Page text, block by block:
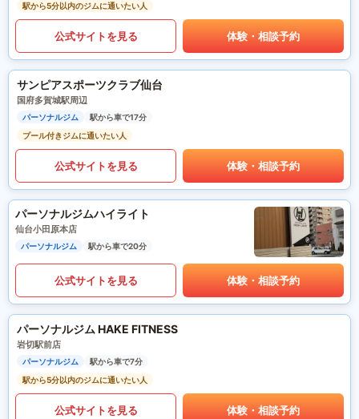
駅から5分以内のジムに通いたい人
公式サイトを見る 体験・相談予約
サンピアスポーツクラブ仙台
国府多賀城駅周辺
パーソナルジム
駅から車で17分
プール付きジムに通いたい人
公式サイトを見る 体験・相談予約
パーソナルジムハイライト
仙台小田原本店
パーソナルジム 駅から車で20分
公式サイトを見る 体験・相談予約
パーソナルジム HAKE FITNESS
岩切駅前店
パーソナルジム
駅から車で7分
駅から5分以内のジムに通いたい人
公式サイトを見る 体験・相談予約